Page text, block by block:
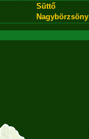
Süttő
Nagybörzsöny